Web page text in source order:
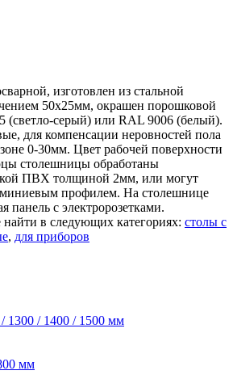
изготовлен из стальной
50х25мм, окрашен порошковой
(светло-серый) или RAL 9006 (белый).
для компенсации неровностей пола
0-30мм. Цвет рабочей поверхности
столешницы обработаны
ПВХ толщиной 2мм, или могут
профилем. На столешнице
панель с электророзетками.
в следующих категориях: столы с
, для приборов
/ 1300 / 1400 / 1500 мм
мм